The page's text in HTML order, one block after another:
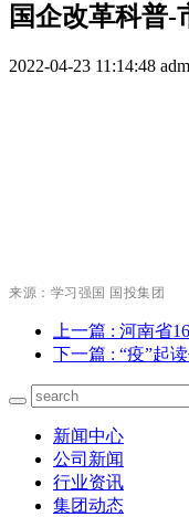
国企改革科普-
2022-04-23 11:14:48
来源：学习强国 国投集团
上一篇 : 河南省
下一篇 : “疫”起
新闻中心
公司新闻
行业资讯
集团动态